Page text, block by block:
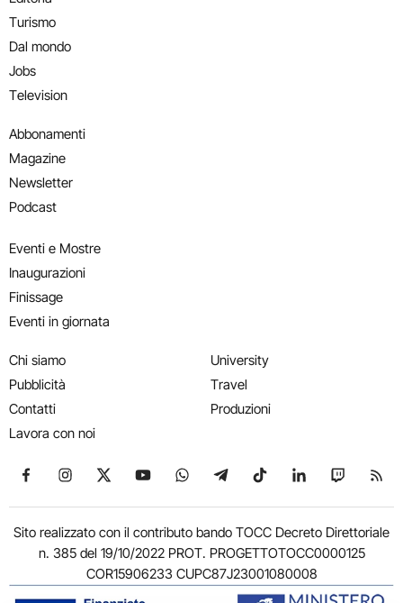
Turismo
Dal mondo
Jobs
Television
Abbonamenti
Magazine
Newsletter
Podcast
Eventi e Mostre
Inaugurazioni
Finissage
Eventi in giornata
Chi siamo
Pubblicità
Contatti
Lavora con noi
University
Travel
Produzioni
Seguici su Facebook
Seguici su Instagram
Seguici su X
Seguici su YouTube
Seguici su WhatsApp
Seguici su Telegram
Seguici su TikTok
Seguici su
Seguici
Sito realizzato con il contributo bando TOCC Decreto Direttoriale
n. 385 del 19/10/2022 PROT. PROGETTOTOCC0000125
COR15906233 CUPC87J23001080008